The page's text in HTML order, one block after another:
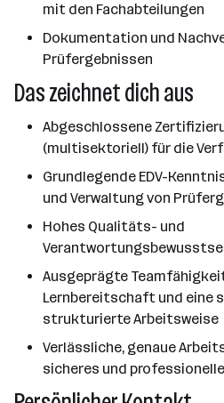
mit den Fachabteilungen
Dokumentation und
Prüfergebnissen
Das zeichnet dich aus
Abgeschlossene
(multisektoriell) für die
Grundlegende EDV-
und Verwaltung von
Hohes Qualitäts- und
Ausgeprägte
Lernbereitschaft und eine
strukturierte Arbeitsweise
Verlässliche, genaue
sicheres und